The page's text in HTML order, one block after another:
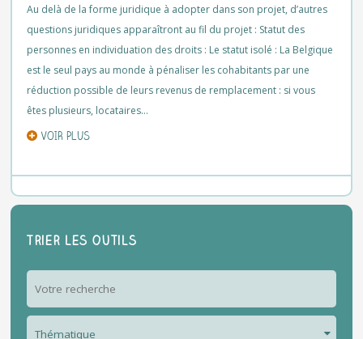
Au delà de la forme juridique à adopter dans son projet, d’autres
questions juridiques apparaîtront au fil du projet : Statut des
personnes en individuation des droits : Le statut isolé : La Belgique
est le seul pays au monde à pénaliser les cohabitants par une
réduction possible de leurs revenus de remplacement : si vous
êtes plusieurs, locataires…
VOIR PLUS
Trier les outils